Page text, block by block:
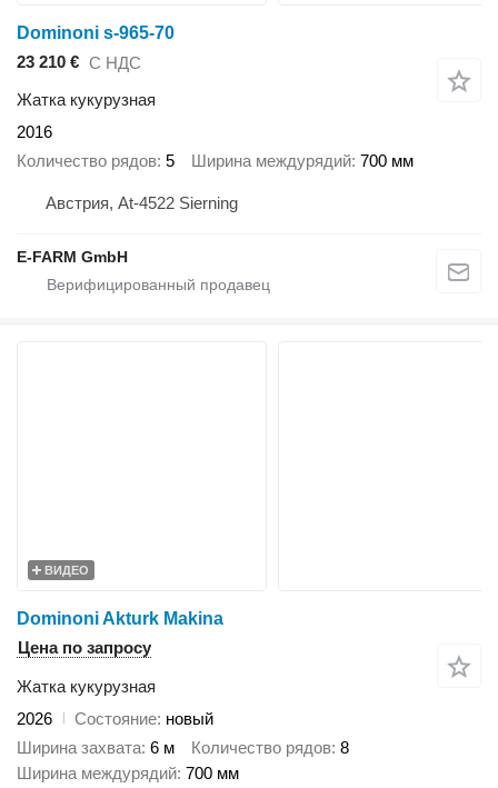
Dominoni s-965-70
23 210 € С НДС
Жатка кукурузная
2016
Количество рядов 5 Ширина междурядий 700 мм
Австрия, At-4522 Sierning
E-FARM GmbH
ВИДЕО
Dominoni Akturk Makina
Цена по запросу
Жатка кукурузная
2026
Состояние новый
Ширина захвата 6 м Количество рядов 8
Ширина междурядий 700 мм